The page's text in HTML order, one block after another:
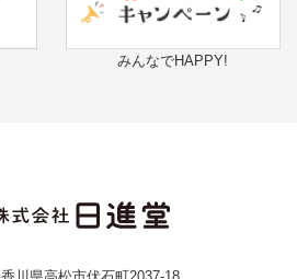
みんなでHAPPY!